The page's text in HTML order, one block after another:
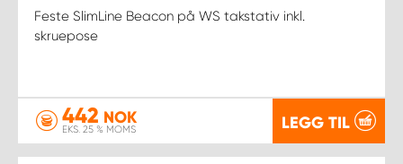
Feste SlimLine Beacon på WS takstativ inkl.
skruepose
442 NOK
EKS. 25 % MOMS LEGG TIL